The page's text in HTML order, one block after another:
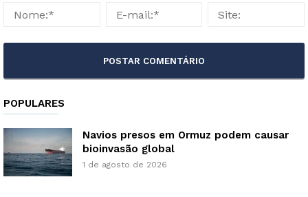
POPULARES
Navios presos em Ormuz podem causar
bioinvasão global
1 de agosto de 2026